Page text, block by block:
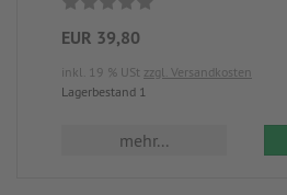
EUR 39,80
inkl. 19 % USt zzgl. Versandkosten
Lagerbestand 1
mehr...